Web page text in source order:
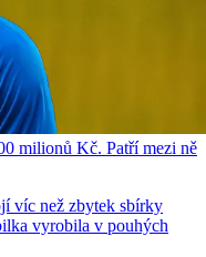
milionů Kč. Patří mezi ně
víc než zbytek sbírky
vyrobila v pouhých